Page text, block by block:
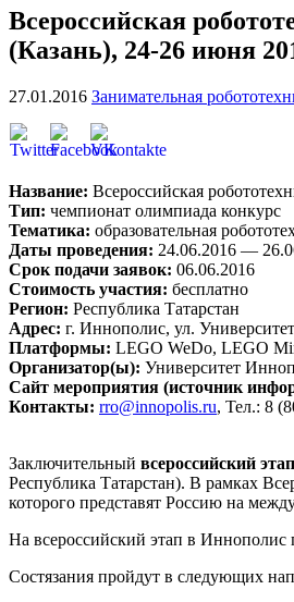
Всероссийская
(Казань), 24-26 июня
27.01.2016 Занимательная
Название: Всероссийская
Тип: чемпионат олимпиада конкурс
Тематика: образовательная
Даты проведения: 24.06.2016 —
Срок подачи заявок: 06.06.2016
Стоимость участия: бесплатно
Регион: Республика Татарстан
Адрес: г. Иннополис, ул.
Платформы: LEGO WeDo, LEGO
Организатор(ы): Университет
Сайт мероприятия (источник
Контакты: rro@innopolis.ru, Тел.: 8
Заключительный всероссийский
Республика Татарстан). В рамках
которого представят Россию на
На всероссийский этап в
Состязания пройдут в следующих